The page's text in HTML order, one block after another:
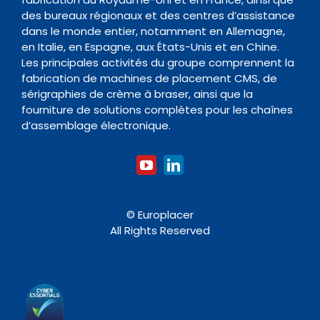
Four de Refusion
Nettoyage
Accessoires
Contact
Organisme de formation
des bureaux régionaux et des centres d’assistance
dans le monde entier, notamment en Allemagne,
en Italie, en Espagne, aux États-Unis et en Chine.
Les principales activités du groupe comprennent la
fabrication de machines de placement CMS, de
sérigraphies de crème à braser, ainsi que la
fourniture de solutions complètes pour les chaînes
d’assemblage électronique.
© Europlacer
All Rights Reserved